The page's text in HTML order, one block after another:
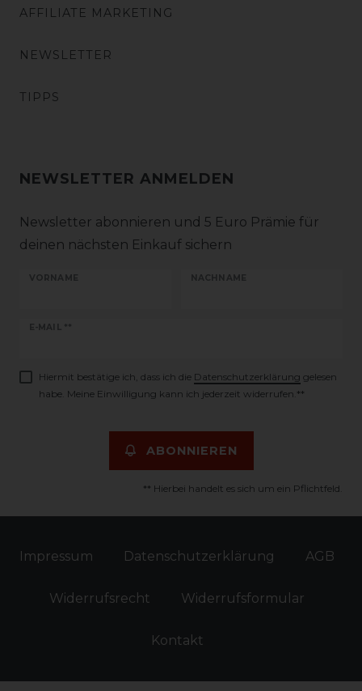
AFFILIATE MARKETING
NEWSLETTER
TIPPS
NEWSLETTER ANMELDEN
Newsletter abonnieren und 5 Euro Prämie für
deinen nächsten Einkauf sichern
VORNAME NACHNAME
E-MAIL **
Newsletter
Hiermit bestätige ich, dass ich die Daten­schutz­erklärung gelesen
habe. Meine Einwilligung kann ich jederzeit widerrufen.**
ABONNIEREN
** Hierbei handelt es sich um ein Pflichtfeld.
Impressum Daten­schutz­erklärung AGB
Widerrufs­recht Widerrufs­formular
Kontakt